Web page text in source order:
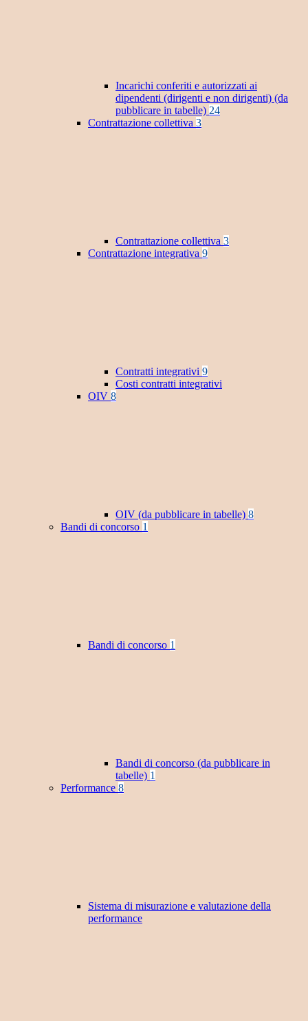
Incarichi conferiti e autorizzati ai
dipendenti (dirigenti e non dirigenti) (da
pubblicare in tabelle) 24
Contrattazione collettiva 3
Contrattazione collettiva 3
Contrattazione integrativa 9
Contratti integrativi 9
Costi contratti integrativi
OIV 8
OIV (da pubblicare in tabelle) 8
Bandi di concorso 1
Bandi di concorso 1
Bandi di concorso (da pubblicare in
tabelle) 1
Performance 8
Sistema di misurazione e valutazione della
performance